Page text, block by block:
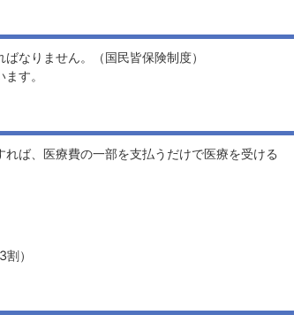
なりません。（国民皆保険制度）
す。
ば、医療費の一部を支払うだけで医療を受ける
）